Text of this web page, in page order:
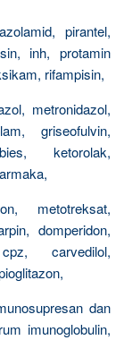
pirantel,
inh, protamin
rifampisin,
metronidazol,
griseofulvin,
ketorolak,
metotreksat,
domperidon,
carvedilol,
dan
imunoglobulin,